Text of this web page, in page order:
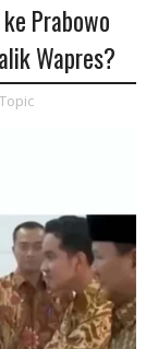
Prabowo
Wapres?